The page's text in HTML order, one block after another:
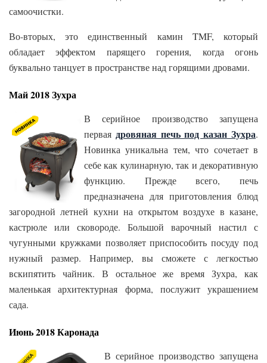
самоочистки.
Во-вторых, это единственный камин TMF, который
обладает эффектом парящего горения, когда огонь
буквально танцует в пространстве над горящими дровами.
Май 2018 Зухра
В серийное производство запущена
перваядровяная печь под казан Зухра.
Новинка уникальна тем, что сочетает в
себе как кулинарную, так и декоративную
функцию. Прежде всего, печь
предназначена для приготовления блюд
загородной летней кухни на открытом воздухе в казане,
кастрюле или сковороде. Большой варочный настил с
чугунными кружками позволяет приспособить посуду под
нужный размер. Например, вы сможете с легкостью
вскипятить чайник. В остальное же время Зухра, как
маленькая архитектурная форма, послужит украшением
сада.
Июнь 2018 Каронада
В серийное производство запущена